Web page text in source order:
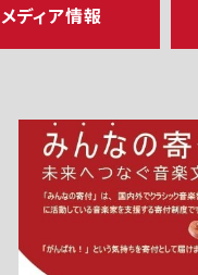
メディア情報